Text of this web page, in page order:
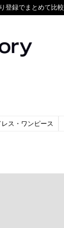
登録でまとめて比較
レス・ワンピース